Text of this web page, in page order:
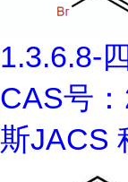
1.3.6.8-
CAS号
斯JACS